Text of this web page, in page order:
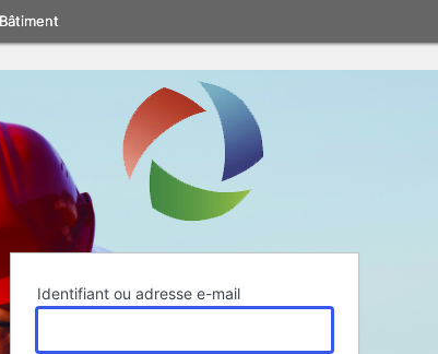
Identifiant ou adresse e-mail